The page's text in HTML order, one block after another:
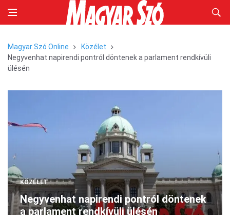
Magyar Szó Online
Közélet
Negyvenhat napirendi pontról döntenek a parlament rendkívüli
ülésén
KÖZÉLET
Negyvenhat napirendi pontról döntenek
a parlament rendkívüli ülésén